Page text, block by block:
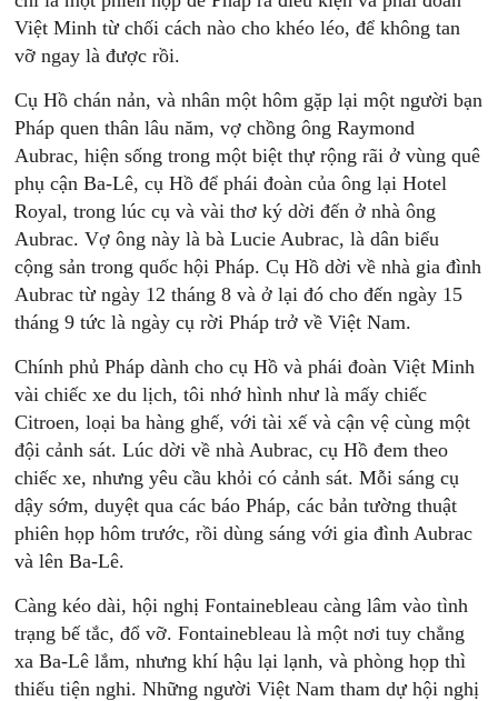
Việt Minh từ chối cách nào cho khéo léo, để không tan
vỡ ngay là được rồi.
Cụ Hồ chán nản, và nhân một hôm gặp lại một người bạn
Pháp quen thân lâu năm, vợ chồng ông Raymond
Aubrac, hiện sống trong một biệt thự rộng rãi ở vùng quê
phụ cận Ba-Lê, cụ Hồ để phái đoàn của ông lại Hotel
Royal, trong lúc cụ và vài thơ ký dời đến ở nhà ông
Aubrac. Vợ ông này là bà Lucie Aubrac, là dân biểu
cộng sản trong quốc hội Pháp. Cụ Hồ dời về nhà gia đình
Aubrac từ ngày 12 tháng 8 và ở lại đó cho đến ngày 15
tháng 9 tức là ngày cụ rời Pháp trở về Việt Nam.
Chính phủ Pháp dành cho cụ Hồ và phái đoàn Việt Minh
vài chiếc xe du lịch, tôi nhớ hình như là mấy chiếc
Citroen, loại ba hàng ghế, với tài xế và cận vệ cùng một
đội cảnh sát. Lúc dời về nhà Aubrac, cụ Hồ đem theo
chiếc xe, nhưng yêu cầu khỏi có cảnh sát. Mỗi sáng cụ
dậy sớm, duyệt qua các báo Pháp, các bản tường thuật
phiên họp hôm trước, rồi dùng sáng với gia đình Aubrac
và lên Ba-Lê.
Càng kéo dài, hội nghị Fontainebleau càng lâm vào tình
trạng bế tắc, đổ vỡ. Fontainebleau là một nơi tuy chẳng
xa Ba-Lê lắm, nhưng khí hậu lại lạnh, và phòng họp thì
thiếu tiện nghi. Những người Việt Nam tham dự hội nghị